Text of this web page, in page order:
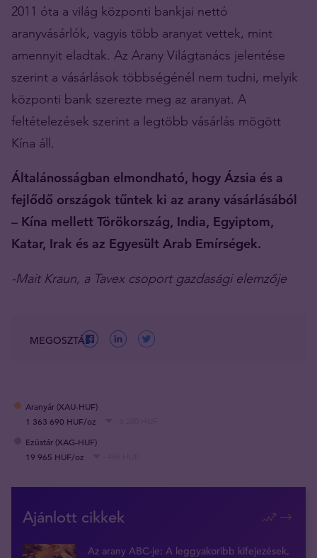
2011 óta a világ központi bankjai nettó
aranyvásárlók, vagyis több aranyat vettek, mint
amennyit eladtak. Az Arany Világtanács jelentése
szerint a vásárlások többségénél nem tudni, melyik
központi bank szerezte meg az aranyat. A
feltételezések szerint a legtöbb vásárlás mögött
Kína áll.
Általánosságban elmondható, hogy Ázsia és a
fejlődő országok tűntek ki az arany vásárlásából
– Kína mellett Törökország, India, Egyiptom,
Katar, Irak és az Egyesült Arab Emírségek.
-Mait Kraun, a Tavex csoport gazdasági elemzője
MEGOSZTÁS
Aranyár (XAU-HUF)
1 363 690 HUF/oz
Ezüstár (XAG-HUF)
19 965 HUF/oz
Ajánlott cikkek
Az arany ABC-je: A leggyakoribb kifejezések,